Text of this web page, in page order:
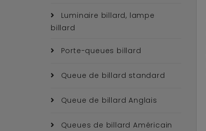
Luminaire billard, lampe
billard
Porte-queues billard
Queue de billard standard
Queue de billard Anglais
Queues de billard Américain